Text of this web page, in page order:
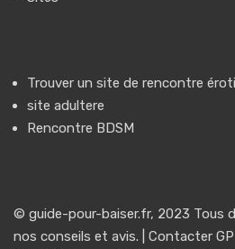
Trouver un site de rencontre
site adultere
Rencontre BDSM
© guide-pour-baiser.fr, 2023 Tous
nos conseils et avis. | Contacter